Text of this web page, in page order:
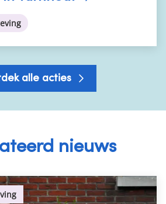
alle acties
nieuws